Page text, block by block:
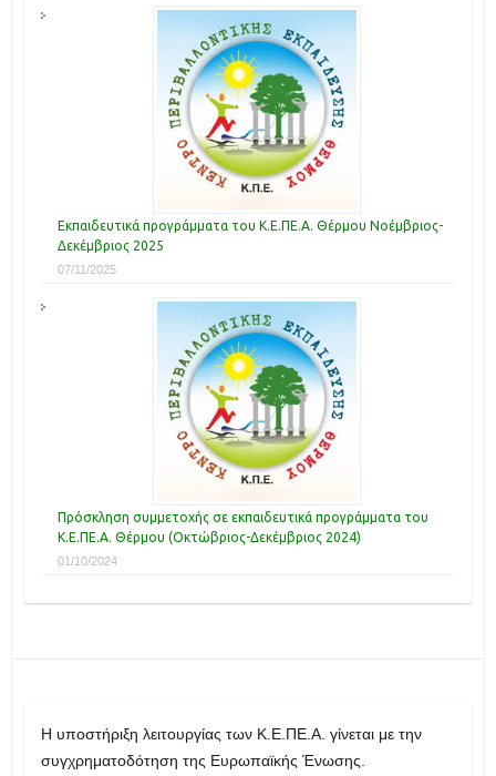
Εκπαιδευτικά προγράμματα του Κ.Ε.ΠΕ.Α. Θέρμου Νοέμβριος-
Δεκέμβριος 2025
07/11/2025
Πρόσκληση συμμετοχής σε εκπαιδευτικά προγράμματα του
Κ.Ε.ΠΕ.Α. Θέρμου (Οκτώβριος-Δεκέμβριος 2024)
01/10/2024
H υποστήριξη λειτουργίας των Κ.Ε.ΠΕ.Α. γίνεται με την
συγχρηματοδότηση της Ευρωπαϊκής Ένωσης.